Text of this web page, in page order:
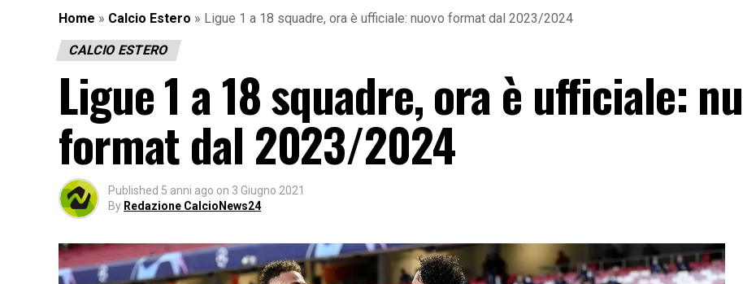
Home » Calcio Estero » Ligue 1 a 18 squadre, ora è ufficiale: nuovo format dal 2023/2024
CALCIO ESTERO
Ligue 1 a 18 squadre, ora è ufficiale:
format dal 2023/2024
Published 5 anni ago on 3 Giugno 2021
By Redazione CalcioNews24